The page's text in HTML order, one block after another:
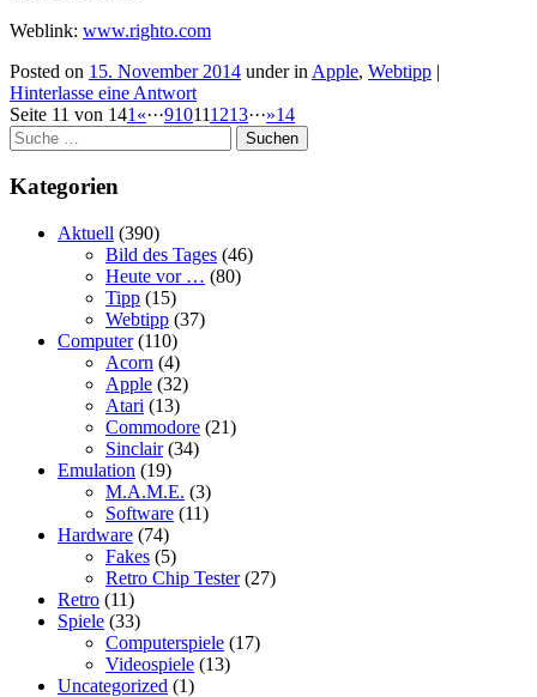
Weblink: www.righto.com
Posted on 15. November 2014 under in Apple, Webtipp |
Hinterlasse eine Antwort
Beitragsnavigation
Seite 11 von 141 «···910111213···»14
Suchen
Kategorien
Aktuell (390)
Bild des Tages (46)
Heute vor … (80)
Tipp (15)
Webtipp (37)
Computer(110)
Acorn (4)
Apple (32)
Atari (13)
Commodore (21)
Sinclair(34)
Emulation (19)
M.A.M.E. (3)
Software (11)
Hardware (74)
Fakes (5)
Retro Chip Tester(27)
Retro (11)
Spiele (33)
Computerspiele (17)
Videospiele (13)
Uncategorized (1)